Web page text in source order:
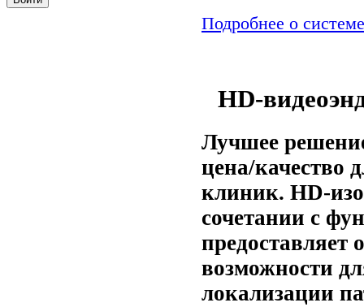
Подробнее о
HD-
Лучшее
цена/качество
клиник. HD-
сочетании с
предоставляет
возможности
локализации